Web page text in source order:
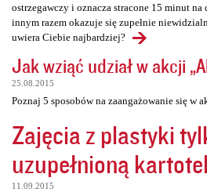
ostrzegawczy i oznacza stracone 15 minut na
innym razem okazuje się zupełnie
uwiera Ciebie najbardziej?
Jak wziąć udział w akcji
25.08.2015
Poznaj 5 sposobów na zaangażowanie się w
Zajęcia z plastyki
uzupełnioną
11.09.2015